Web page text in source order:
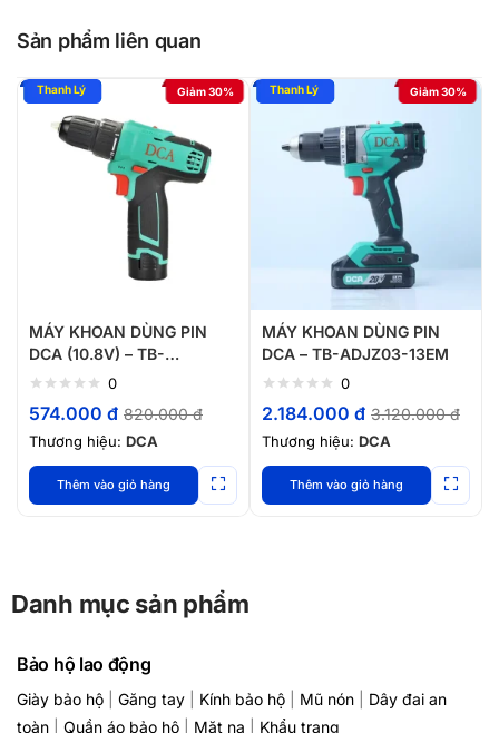
Sản phẩm liên quan
Giảm 30%
MÁY KHOAN DÙNG PIN
DCA (10.8V) – TB-
ADJZ1202E
0
574.000 đ 820.000đ
Thương hiệu: DCA
Thêm vào giỏ hàng
Giảm 30%
MÁY KHOAN DÙNG PIN
DCA – TB-ADJZ03-13EM
0
2.184.000 đ 3.120.000đ
Thương hiệu: DCA
Thêm vào giỏ hàng
Danh mục sản phẩm
Bảo hộ lao động
Giày bảo hộ Găng tay Kính bảo hộ Mũ nón
Dây đai an
toàn
Quần áo bảo hộ Mặt nạ Khẩu trang